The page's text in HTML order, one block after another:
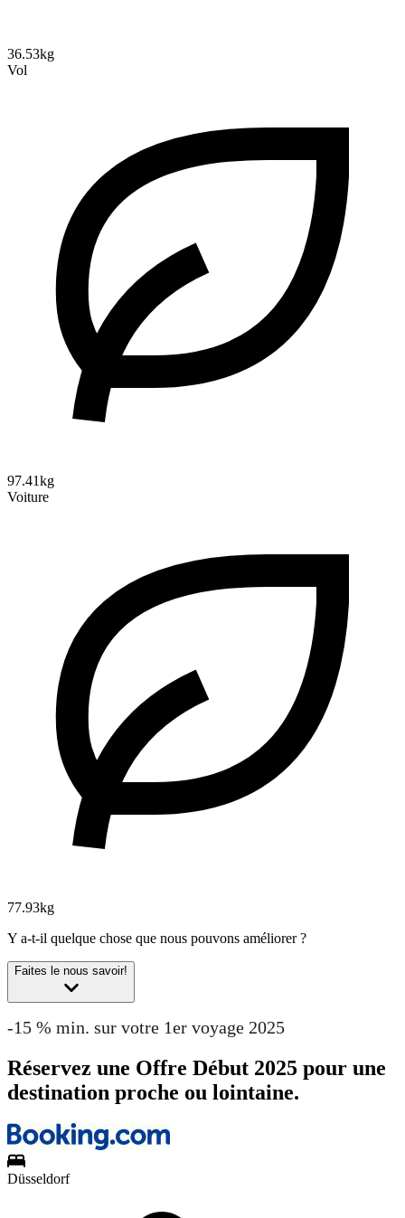
36.53kg
Vol
97.41kg
Voiture
77.93kg
Y a-t-il quelque chose que nous pouvons améliorer ?
Faites le nous savoir!
-15 % min. sur votre 1er voyage 2025
Réservez une Offre Début 2025 pour une
destination proche ou lointaine.
Düsseldorf